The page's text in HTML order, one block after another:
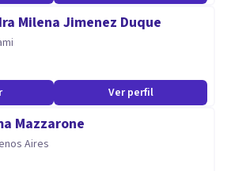
Milena Jimenez Duque
Ver perfil
Mazzarone
Aires